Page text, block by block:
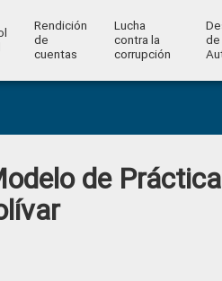
Rendición
de
cuentas
Lucha
contra la
corrupción
de
de